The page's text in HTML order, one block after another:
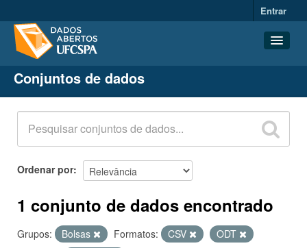
Entrar
Conjuntos de dados
Organizações
Grupos
Sobre
Conjuntos de dados
Ordenar por
1 conjunto de dados encontrado
Grupos: Bolsas Formatos: CSV
ODT